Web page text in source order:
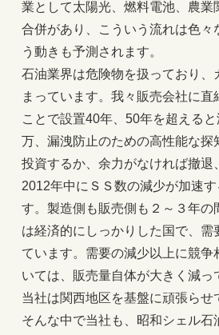
業として太陽光、燃料電池、農
合併があり、こういう流れは色
う動きも予測されます。
石油業界は危険物を扱っており
まっています。我々販売会社に
ことで設置40年、50年を超える
万、漏洩防止のための高性能な
投資するか、余力がなければ撤
2012年中にＳＳ数の減少が加速
す。製造側も販売側も２～３年
は経済的にしっかりした国で、
ています。需要の減少以上に競
いては、販売量自体が大きく減
当社は関西地区を基盤に頑張ら
そんな中で当社も、昭和シェル